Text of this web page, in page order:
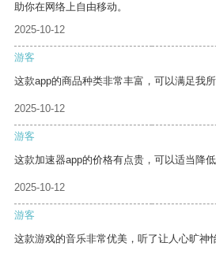
助你在网络上自由移动。
2025-10-12
游客
这款app的商品种类非常丰富，可以满足我所
2025-10-12
游客
这款加速器app的价格有点贵，可以适当降
2025-10-12
游客
这款游戏的音乐非常优美，听了让人心旷神